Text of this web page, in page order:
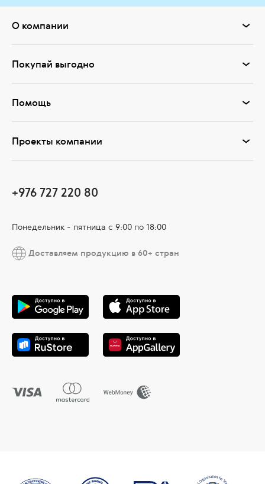
О компании
Покупай выгодно
Помощь
Проекты компании
+976 727 220 80
Понедельник - пятница с 9:00 по 18:00
Доставляем продукцию в 60+ стран